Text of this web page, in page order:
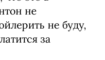
не
не буду,
за